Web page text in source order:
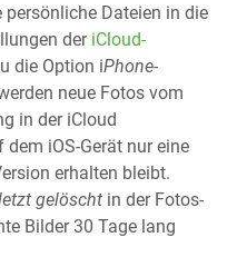
persönliche Dateien in die
der iCloud-
die Option iPhone-
neue Fotos vom
in der iCloud
iOS-Gerät nur eine
erhalten bleibt.
gelöscht in der Fotos-
Bilder 30 Tage lang